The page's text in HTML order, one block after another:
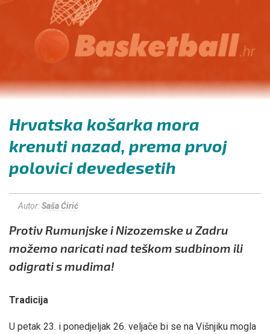
Hrvatska košarka mora
krenuti nazad, prema prvoj
polovici devedesetih
Autor:Saša Ćirić
Protiv Rumunjske i Nizozemske u Zadru
možemo naricati nad teškom sudbinom ili
odigrati s mudima!
Tradicija
U petak 23. i ponedjeljak 26. veljače bi se na Višnjiku mogla